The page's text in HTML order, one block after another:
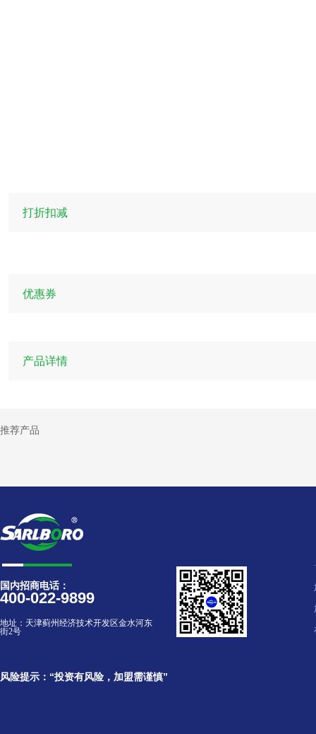
打折扣减
优惠券
产品详情
推荐产品
国内招商电话：
400-022-9899
地址： 天津蓟州经济技术开发区金水河东
街2号
风险提示：“投资有风险，加盟需谨慎”